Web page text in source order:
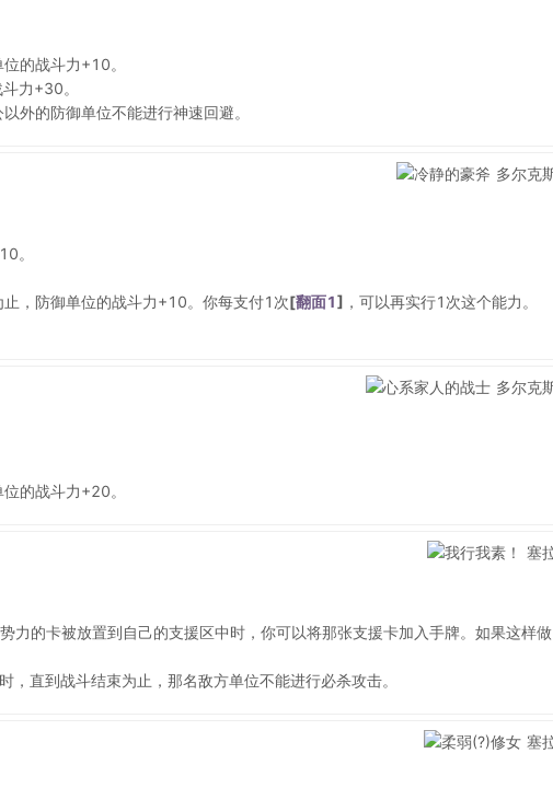
的战斗力+10。
力+30。
外的防御单位不能进行神速回避。
。
止，防御单位的战斗力+10。你每支付1次[翻面1] ，可以再实行1次这个能力。
的战斗力+20。
力的卡被放置到自己的支援区中时，你可以将那张支援卡加入手牌。如果这样做
，直到战斗结束为止，那名敌方单位不能进行必杀攻击。